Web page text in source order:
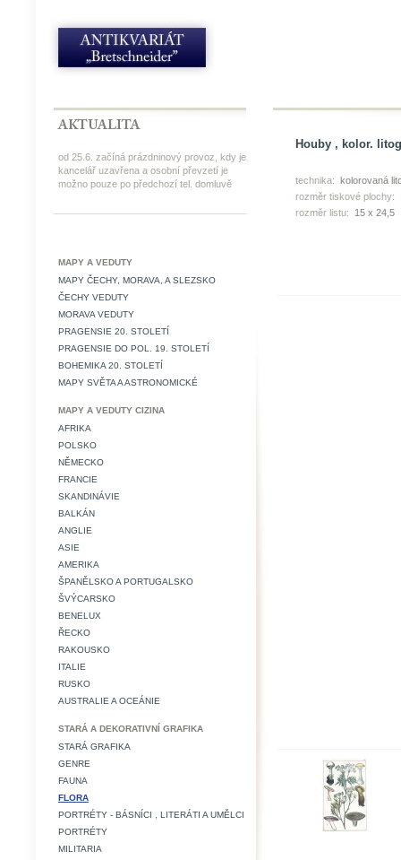
od 25.6. začíná prázdninový provoz, kdy je
kancelář uzavřena a osobní převzetí je
možno pouze po předchozí tel. domluvě
MAPY A VEDUTY
MAPY ČECHY, MORAVA, A SLEZSKO
ČECHY VEDUTY
MORAVA VEDUTY
PRAGENSIE 20. STOLETÍ
PRAGENSIE DO POL. 19. STOLETÍ
BOHEMIKA 20. STOLETÍ
MAPY SVĚTA A ASTRONOMICKÉ
MAPY A VEDUTY CIZINA
AFRIKA
POLSKO
NĚMECKO
FRANCIE
SKANDINÁVIE
BALKÁN
ANGLIE
ASIE
AMERIKA
ŠPANĚLSKO A PORTUGALSKO
ŠVÝCARSKO
BENELUX
ŘECKO
RAKOUSKO
ITALIE
RUSKO
AUSTRALIE A OCEÁNIE
STARÁ A DEKORATIVNÍ GRAFIKA
STARÁ GRAFIKA
GENRE
FAUNA
FLORA
PORTRÉTY - BÁSNÍCI , LITERÁTI A UMĚLCI
PORTRÉTY
MILITARIA
Houby , kolor.
technika: kolorovaná
rozměr tiskové plochy:
rozměr listu:
15 x 24,5